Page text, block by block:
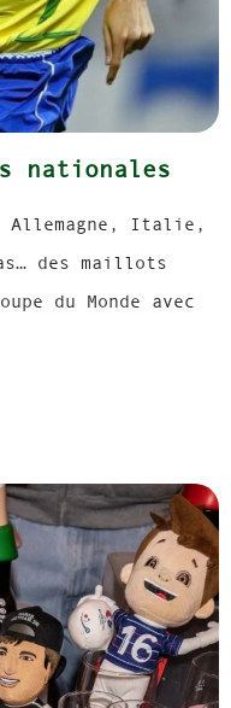
nationales
Allemagne, Italie,
des maillots
du Monde avec